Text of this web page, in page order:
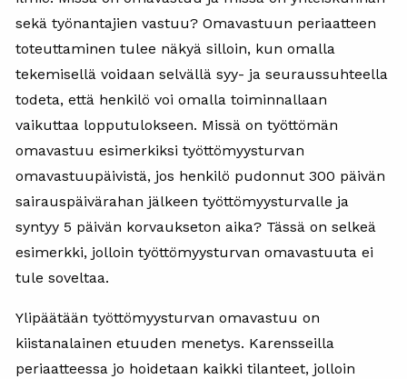
sekä työnantajien vastuu? Omavastuun periaatteen
toteuttaminen tulee näkyä silloin, kun omalla
tekemisellä voidaan selvällä syy- ja seuraussuhteella
todeta, että henkilö voi omalla toiminnallaan
vaikuttaa lopputulokseen. Missä on työttömän
omavastuu esimerkiksi työttömyysturvan
omavastuupäivistä, jos henkilö pudonnut 300 päivän
sairauspäivärahan jälkeen työttömyysturvalle ja
syntyy 5 päivän korvaukseton aika? Tässä on selkeä
esimerkki, jolloin työttömyysturvan omavastuuta ei
tule soveltaa.
Ylipäätään työttömyysturvan omavastuu on
kiistanalainen etuuden menetys. Karensseilla
periaatteessa jo hoidetaan kaikki tilanteet, jolloin